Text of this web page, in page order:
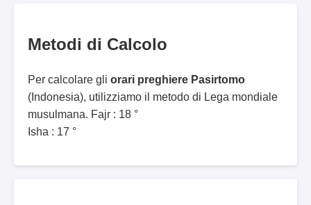
Metodi di Calcolo
Per calcolare gli orari preghiere Pasirtomo
(Indonesia), utilizziamo il metodo di Lega mondiale
musulmana. Fajr : 18 °
Isha : 17 °